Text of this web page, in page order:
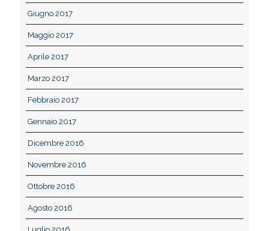
Giugno 2017
Maggio 2017
Aprile 2017
Marzo 2017
Febbraio 2017
Gennaio 2017
Dicembre 2016
Novembre 2016
Ottobre 2016
Agosto 2016